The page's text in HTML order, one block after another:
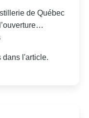
de Québec
dans l'article.